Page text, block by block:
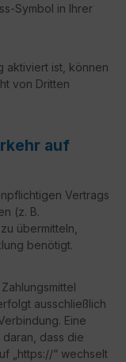
Symbol in Ihrer
aktiviert ist, können
von Dritten
auf
Vertrags
(z. B.
übermitteln,
benötigt.
ausschließlich
Eine
dass die
„https://“ wechselt